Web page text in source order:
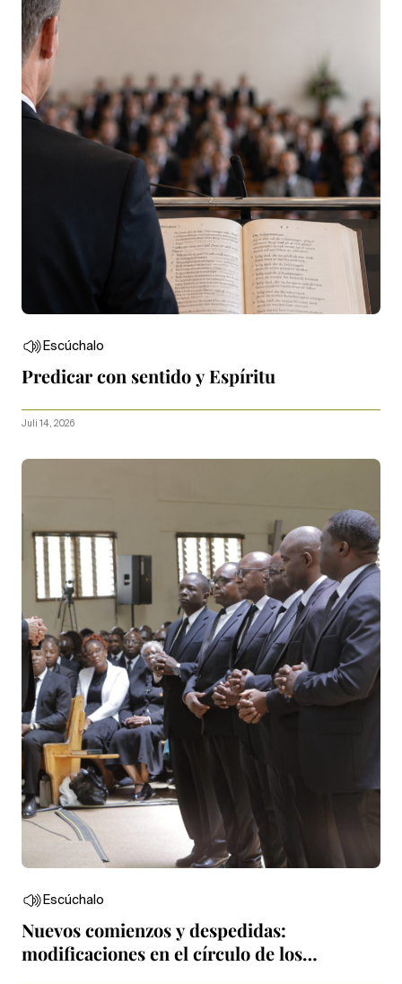
Escúchalo
Predicar con sentido y Espíritu
Juli 14, 2026
Escúchalo
Nuevos comienzos y despedidas:
modificaciones en el círculo de los